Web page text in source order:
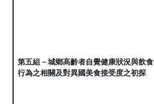
第五組－城鄉高齡者自覺健康狀況與飲食
行為之相關及對異國美食接受度之初探